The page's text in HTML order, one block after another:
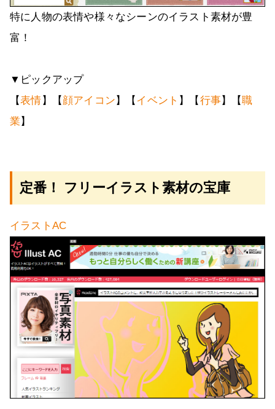
特に人物の表情や様々なシーンのイラスト素材が豊
富！
▼ピックアップ
【表情 】【 顔アイコン 】【 イベント 】【 行事】【職
業 】
定番！ フリーイラスト素材の宝庫
イラストAC